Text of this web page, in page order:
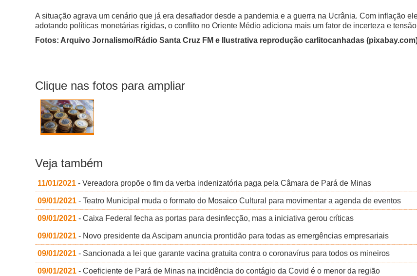
A situação agrava um cenário que já era desafiador desde a pandemia e a guerra na Ucrânia. Com inflação
adotando políticas monetárias rígidas, o conflito no Oriente Médio adiciona mais um fator de incerteza e
Fotos: Arquivo Jornalismo/Rádio Santa Cruz FM e Ilustrativa reprodução carlitocanhadas
Clique nas fotos para ampliar
Veja também
11/01/2021 - Vereadora propõe o fim da verba indenizatória paga pela Câmara de Pará de Minas
09/01/2021 - Teatro Municipal muda o formato do Mosaico Cultural para movimentar a agenda de eventos
09/01/2021 - Caixa Federal fecha as portas para desinfecção, mas a iniciativa gerou críticas
09/01/2021 - Novo presidente da Ascipam anuncia prontidão para todas as emergências empresariais
09/01/2021 - Sancionada a lei que garante vacina gratuita contra o coronavírus para todos os mineiros
09/01/2021 - Coeficiente de Pará de Minas na incidência do contágio da Covid é o menor da região